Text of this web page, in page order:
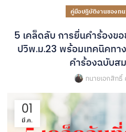
คู่มือปฏิบัติงานของทน
5 เคล็ดลับ การยื่นคำร้องขอ
ปวิพ.ม.23 พร้อมเทคนิคทา
คำร้องฉบับส
ทนายเอกสิทธิ์
01
มี.ค.